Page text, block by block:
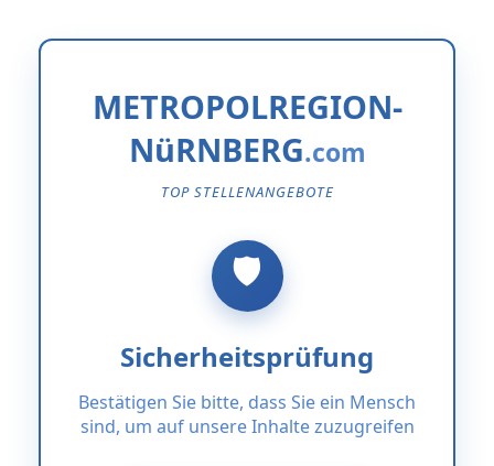
METROPOLREGION-
NüRNBERG
TOP STELLENANGEBOTE
Sicherheitsprüfung
Bestätigen Sie bitte, dass Sie ein Mensch
sind, um auf unsere Inhalte zuzugreifen